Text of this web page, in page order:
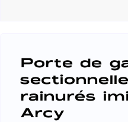
Porte de
rainurés
Arcy